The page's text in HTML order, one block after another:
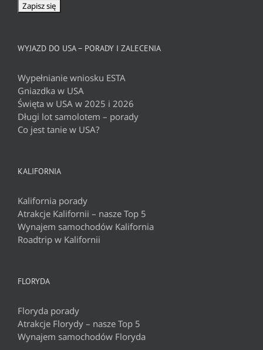
WYJAZD DO USA – PORADY I ZALECENIA
Wypełnianie wniosku ESTA
Gniazdka w USA
Święta w USA w 2025 i 2026
Długi lot samolotem – porady
Co jest tanie w USA?
KALIFORNIA
Kalifornia porady
Atrakcje Kalifornii – nasze Top 5
Wynajem samochodów Kalifornia
Roadtrip w Kalifornii
FLORYDA
Floryda porady
Atrakcje Florydy – nasze Top 5
Wynajem samochodów Floryda